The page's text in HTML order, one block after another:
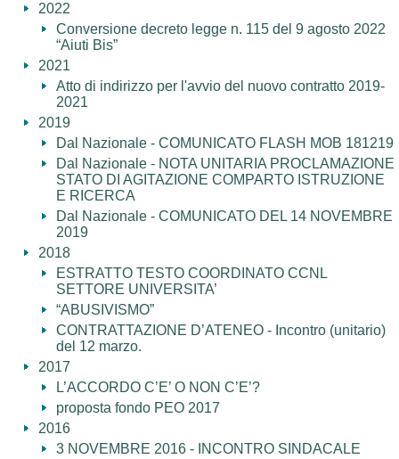
2022
Conversione decreto legge n. 115 del 9 agosto 2022
“Aiuti Bis”
2021
Atto di indirizzo per l'avvio del nuovo contratto 2019-
2021
2019
Dal Nazionale - COMUNICATO FLASH MOB 181219
Dal Nazionale - NOTA UNITARIA PROCLAMAZIONE
STATO DI AGITAZIONE COMPARTO ISTRUZIONE
E RICERCA
Dal Nazionale - COMUNICATO DEL 14 NOVEMBRE
2019
2018
ESTRATTO TESTO COORDINATO CCNL
SETTORE UNIVERSITA’
“ABUSIVISMO”
CONTRATTAZIONE D’ATENEO - Incontro (unitario)
del 12 marzo.
2017
L’ACCORDO C’E’ O NON C’E’?
proposta fondo PEO 2017
2016
3 NOVEMBRE 2016 - INCONTRO SINDACALE